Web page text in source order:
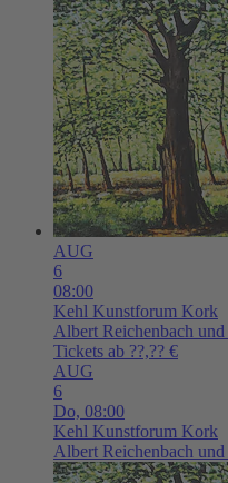
AUG
6
08:00
Kehl Kunstforum Kork
Albert Reichenbach
Tickets ab ??,?? €
AUG
6
Do, 08:00
Kehl Kunstforum Kork
Albert Reichenbach